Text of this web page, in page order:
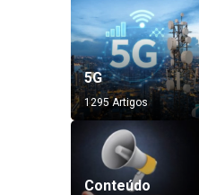
5G
1295 Artigos
Conteúdo